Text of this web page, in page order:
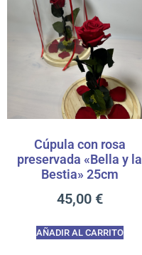
Cúpula con rosa
preservada «Bella y la
Bestia» 25cm
45,00 €
AÑADIR AL CARRITO